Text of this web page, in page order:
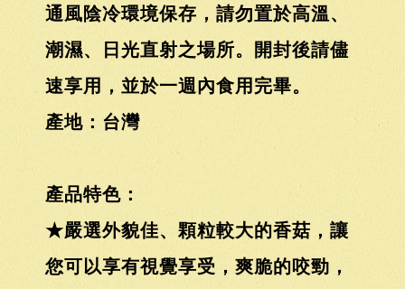
通風陰冷環境保存，請勿置於高溫、
潮濕、日光直射之場所。開封後請儘
速享用，並於一週內食用完畢。
產地：台灣
產品特色：
★嚴選外貌佳、顆粒較大的香菇，讓
您可以享有視覺享受，爽脆的咬勁，